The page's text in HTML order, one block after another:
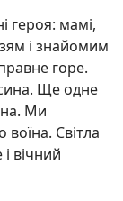
героя: мамі,
і знайомим
горе.
Ще одне
Ми
Світла
вічний